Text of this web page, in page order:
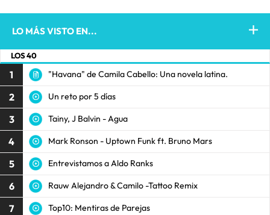
LO MÁS VISTO EN...
LOS 40
1 "Havana" de Camila Cabello: Una novela latina.
2 Un reto por 5 días
3 Tainy, J Balvin - Agua
4 Mark Ronson - Uptown Funk ft. Bruno Mars
5 Entrevistamos a Aldo Ranks
6 Rauw Alejandro & Camilo -Tattoo Remix
7 Top10: Mentiras de Parejas